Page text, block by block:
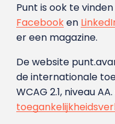
Punt is ook te
Facebooken
er een magazine.
De website
de internationale
WCAG 2.1, niveau